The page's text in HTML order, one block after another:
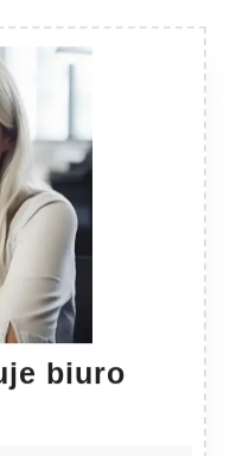
biuro